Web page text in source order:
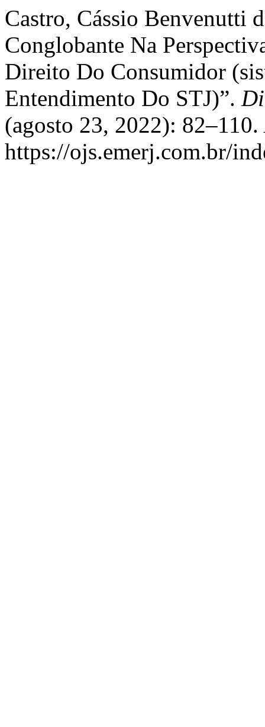
Castro, Cássio Benvenutti
Conglobante Na
Direito Do Consumidor
Entendimento Do STJ)”.
(agosto 23, 2022):
https://ojs.emerj.com.br/